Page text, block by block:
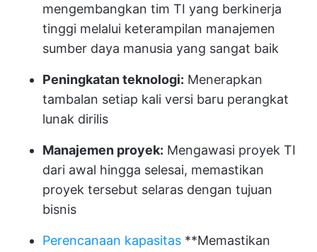
mengembangkan tim TI yang berkinerja
tinggi melalui keterampilan manajemen
sumber daya manusia yang sangat baik
Peningkatan teknologi: Menerapkan
tambalan setiap kali versi baru perangkat
lunak dirilis
Manajemen proyek: Mengawasi proyek TI
dari awal hingga selesai, memastikan
proyek tersebut selaras dengan tujuan
bisnis
Perencanaan kapasitas **Memastikan